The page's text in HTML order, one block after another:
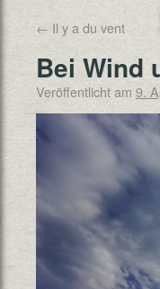
← Il y a du vent
Bei Wind
Veröffentlicht am 9.